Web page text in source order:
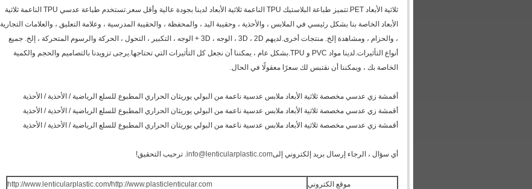
ثلاثية الأبعاد PET.تتميز طباعة البلاستيك TPU الناعمة ثلاثية الأبعاد لدينا بجودة عالية وأقل سعر.تستخدم طباعة عدسي TPU الناعمة ثلاثية
الأبعاد الخاصة بنا بشكل رئيسي في الملابس ، والأحذية ، وحقيبة اليد ، والمحفظة ، والحقيبة المدرسية ، وعلامة التعليق ، والعلامات التجارية
، والحزام ، ومشاهدة إلخ. منتجات أخرى.لديهم 3D ، 2D ، الوجه ، 3D + الوجه ، التكبير ، التحول ، الحركة والرسوم المتحركة ، إلخ. جميع
أنواع التأثيرات.لدينا مواد PVC و TPU.بشكل عام ، يمكننا أن نجعل كل التأثيرات التي تحتاجها.يرجى تزويدنا بالتصاميم والحجم والكمية
الخاصة بك ، ويمكننا أن نقتبس لك سعرًا معقولًا في الحال.
أقمشة زي عدسي مخصصة ثلاثية الأبعاد ملابس عدسية ناعمة من البولي يوريثان الحراري المطبوع للسلع الرياضية / الأحذية / الأحذية
أقمشة زي عدسي مخصصة ثلاثية الأبعاد ملابس عدسية ناعمة من البولي يوريثان الحراري المطبوع للسلع الرياضية / الأحذية / الأحذية
أقمشة زي عدسي مخصصة ثلاثية الأبعاد ملابس عدسية ناعمة من البولي يوريثان الحراري المطبوع للسلع الرياضية / الأحذية / الأحذية
أي سؤال ، الرجاء إرسال بريد إلكتروني إلىinfo@lenticularplastic.com. ترحيب التحقيق!
موقع الكتروني http://www.lenticularplastic.com/http://www.plasticlenticular.com